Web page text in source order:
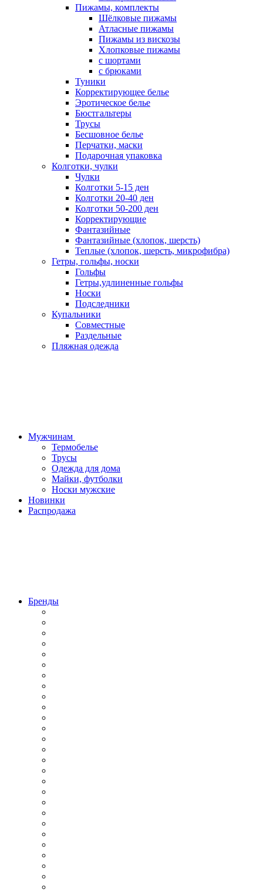
Пижамы, комплекты
Шёлковые пижамы
Атласные пижамы
Пижамы из вискозы
Хлопковые пижамы
с шортами
с брюками
Туники
Корректирующее белье
Эротическое белье
Бюстгальтеры
Трусы
Бесшовное белье
Перчатки, маски
Подарочная упаковка
Колготки, чулки
Чулки
Колготки 5-15 ден
Колготки 20-40 ден
Колготки 50-200 ден
Корректирующие
Фантазийные
Фантазийные (хлопок, шерсть)
Теплые (хлопок, шерсть, микрофибра)
Гетры, гольфы, носки
Гольфы
Гетры,удлиненные гольфы
Носки
Подследники
Купальники
Совместные
Раздельные
Пляжная одежда
Мужчинам
Термобелье
Трусы
Одежда для дома
Майки, футболки
Носки мужские
Новинки
Распродажа
Бренды